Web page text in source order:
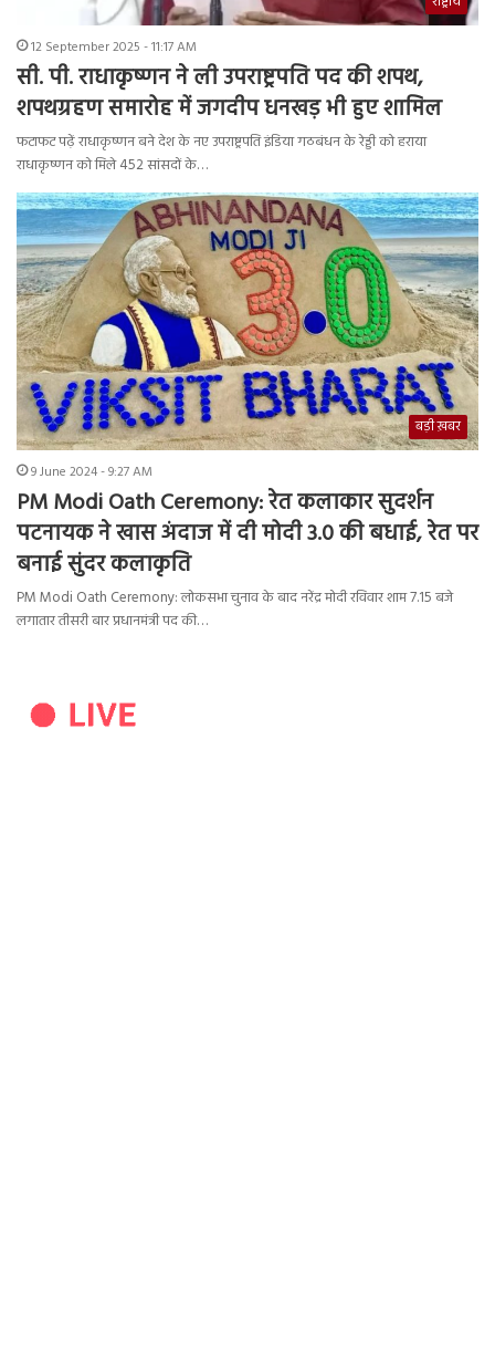
12 September 2025 - 11:17 AM
सी. पी. राधाकृष्णन ने ली उपराष्ट्रपति पद की शपथ,
शपथग्रहण समारोह में जगदीप धनखड़ भी हुए शामिल
फटाफट पढ़ें राधाकृष्णन बने देश के नए उपराष्ट्रपति इंडिया गठबंधन के रेड्डी को हराया
राधाकृष्णन को मिले 452 सांसदों के…
बड़ी ख़बर
9 June 2024 - 9:27 AM
PM Modi Oath Ceremony: रेत कलाकार सुदर्शन
पटनायक ने खास अंदाज में दी मोदी 3.0 की बधाई, रेत पर
बनाई सुंदर कलाकृति
PM Modi Oath Ceremony: लोकसभा चुनाव के बाद नरेंद्र मोदी रविवार शाम 7.15 बजे
लगातार तीसरी बार प्रधानमंत्री पद की…